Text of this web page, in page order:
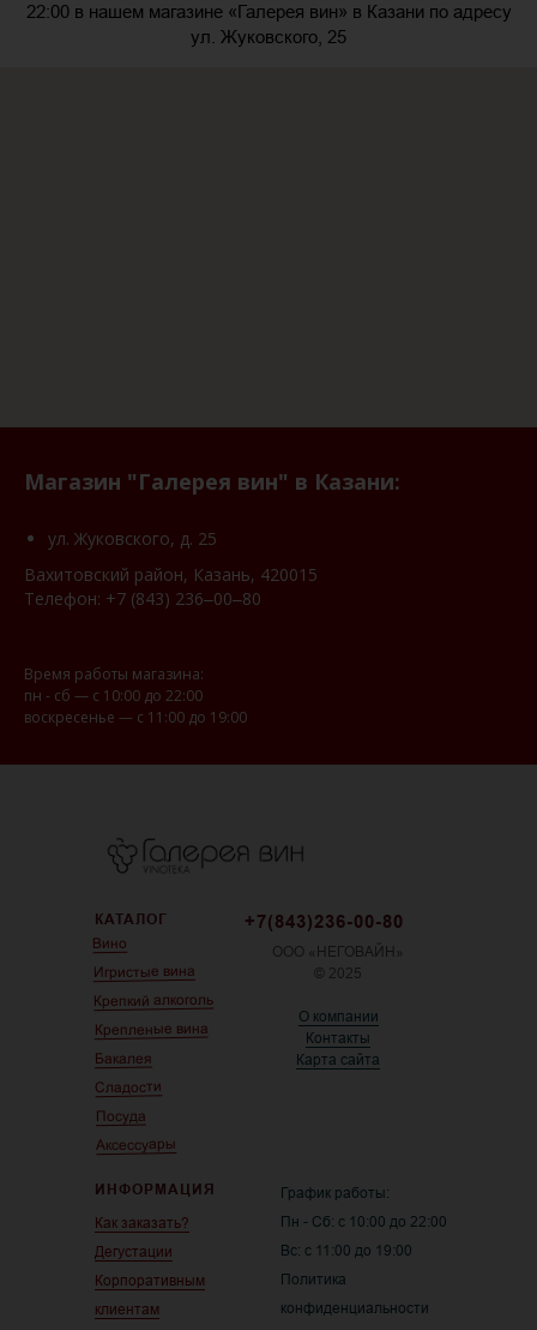
22:00 в нашем магазине «Галерея вин» в Казани по адресу
ул. Жуковского, 25
Магазин "Галерея вин" в Казани:
ул. Жуковского, д. 25
Вахитовский район, Казань, 420015
Телефон: +7 (843) 236‒00‒80
Время работы магазина:
пн - сб — с 10:00 до 22:00
воскресенье — с 11:00 до 19:00
КАТАЛОГ
Вино
Игристые вина
Крепкий алкоголь
Крепленые вина
Бакалея
Сладости
Посуда
Аксессуары
ИНФОРМАЦИЯ
Как заказать?
Дегустации
Корпоративным
клиентам
График работы:
Пн - Сб: с 10:00 до 22:00
Вс: с 11:00 до 19:00
Политика
конфиденциальности
ООО «НЕГОВАЙН»
© 2025
О компании
Контакты
Карта сайта
+7(843)236-00-80